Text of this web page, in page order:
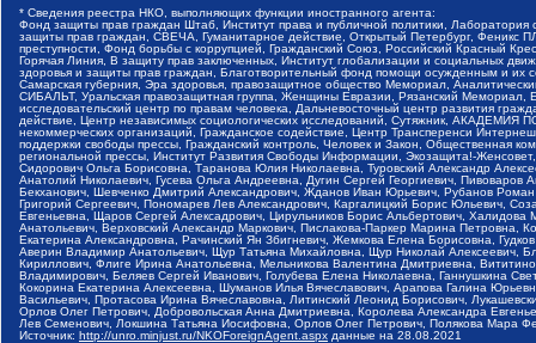
* Сведения реестра НКО, выполняющих функции иностранного агента:
Фонд защиты прав граждан Штаб, Институт права и публичной политики,
защиты прав граждан, СВЕЧА, Гуманитарное действие, Открытый Петербург, Феникс
преступности, Фонд борьбы с коррупцией, Гражданский Союз, Российский Красный
Горячая Линия, В защиту прав заключенных, Институт глобализации и социальных
здоровья и защиты прав граждан, Благотворительный фонд помощи осужденным и их
Самарская губерния, Эра здоровья, правозащитное общество Мемориал,
СИБАЛЬТ, Уральская правозащитная группа, Женщины Евразии, Рязанский
исследовательский центр по правам человека, Дальневосточный центр развития
действие, Центр независимых социологических исследований, Сутяжник,
некоммерческих организаций, Гражданское содействие, Центр Трансперенси
поддержки свободы прессы, Гражданский контроль, Человек и Закон, Общественная
региональной прессы, Институт Развития Свободы Информации, Экозащита!-
Сидорович Ольга Борисовна, Таранова Юлия Николаевна, Туровский Александр
Анатолий Николаевич, Гусева Ольга Андреевна, Дугин Сергей Георгиевич,
Бекханович, Шевченко Дмитрий Александрович, Жданов Иван Юрьевич, Рубанов
Григорий Сергеевич, Пономарев Лев Александрович, Каргалицкий Борис Юльевич,
Евгеньевна, Щаров Сергей Алексадрович, Цирульников Борис Альбертович,
Анатольевич, Верховский Александр Маркович, Пислакова-Паркер Марина Петровна,
Екатерина Александровна, Рачинский Ян Збигневич, Жемкова Елена Борисовна,
Аверин Владимир Анатольевич, Щур Татьяна Михайловна, Щур Николай Алексеевич,
Кириллович, Флиге Ирина Анатольевна, Мельникова Валентина Дмитриевна,
Владимирович, Беляев Сергей Иванович, Голубева Елена Николаевна, Ганнушкина
Кокорина Екатерина Алексеевна, Шуманов Илья Вячеславович, Арапова Галина
Васильевич, Протасова Ирина Вячеславовна, Литинский Леонид Борисович,
Орлов Олег Петрович, Добровольская Анна Дмитриевна, Королева Александра
Лев Семенович, Локшина Татьяна Иосифовна, Орлов Олег Петрович, Полякова Мара
Источник: http://unro.minjust.ru/NKOForeignAgent.aspx данные на 28.08.2021